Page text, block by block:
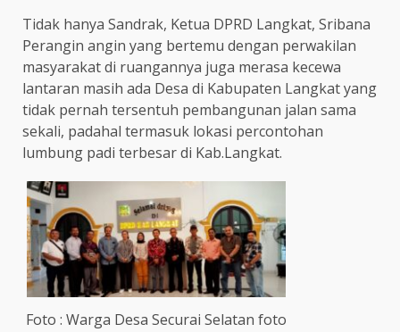
Tidak hanya Sandrak, Ketua DPRD Langkat, Sribana
Perangin angin yang bertemu dengan perwakilan
masyarakat di ruangannya juga merasa kecewa
lantaran masih ada Desa di Kabupaten Langkat yang
tidak pernah tersentuh pembangunan jalan sama
sekali, padahal termasuk lokasi percontohan
lumbung padi terbesar di Kab.Langkat.
Foto : Warga Desa Securai Selatan foto